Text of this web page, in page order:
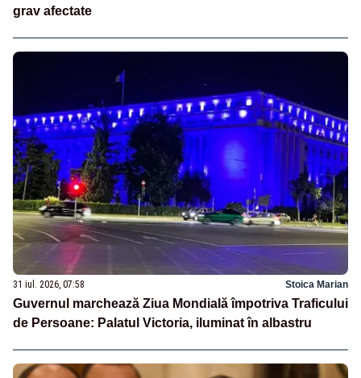
grav afectate
31 iul. 2026, 07:58 Stoica Marian
Guvernul marchează Ziua Mondială împotriva Traficului
de Persoane: Palatul Victoria, iluminat în albastru